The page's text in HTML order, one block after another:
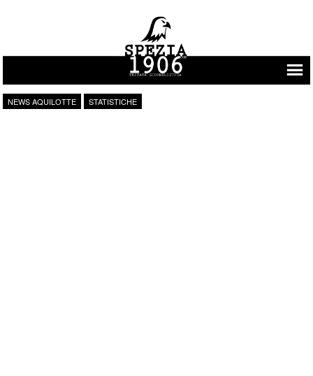
Vai al contenuto
NEWS AQUILOTTE STATISTICHE